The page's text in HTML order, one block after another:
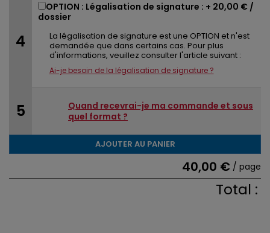
OPTION : Légalisation de signature : + 20,00 € /
dossier
La légalisation de signature est une OPTION et n'est
demandée que dans certains cas. Pour plus
d'informations, veuillez consulter l'article suivant :
Ai-je besoin de la légalisation de signature ?
Quand recevrai-je ma commande et sous
quel format ?
AJOUTER AU PANIER
40,00 € / page
Total :